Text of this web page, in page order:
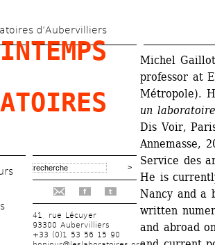
d’Aubervilliers
f t
41, rue Lécuyer
93300 Aubervilliers
+33 (0)1 53 56 15 90
Michel
professor at
Métropole).
un
Dis Voir,
Annemasse,
Service des
He is
Nancy and a
written
and abroad